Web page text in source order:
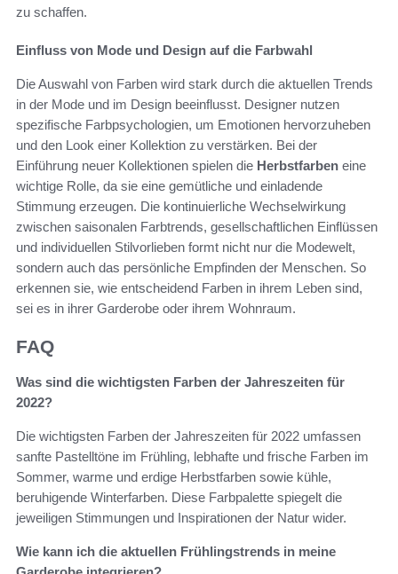
zu schaffen.
Einfluss von Mode und Design auf die Farbwahl
Die Auswahl von Farben wird stark durch die aktuellen Trends
in der Mode und im Design beeinflusst. Designer nutzen
spezifische Farbpsychologien, um Emotionen hervorzuheben
und den Look einer Kollektion zu verstärken. Bei der
Einführung neuer Kollektionen spielen die Herbstfarben eine
wichtige Rolle, da sie eine gemütliche und einladende
Stimmung erzeugen. Die kontinuierliche Wechselwirkung
zwischen saisonalen Farbtrends, gesellschaftlichen Einflüssen
und individuellen Stilvorlieben formt nicht nur die Modewelt,
sondern auch das persönliche Empfinden der Menschen. So
erkennen sie, wie entscheidend Farben in ihrem Leben sind,
sei es in ihrer Garderobe oder ihrem Wohnraum.
FAQ
Was sind die wichtigsten Farben der Jahreszeiten für
2022?
Die wichtigsten Farben der Jahreszeiten für 2022 umfassen
sanfte Pastelltöne im Frühling, lebhafte und frische Farben im
Sommer, warme und erdige Herbstfarben sowie kühle,
beruhigende Winterfarben. Diese Farbpalette spiegelt die
jeweiligen Stimmungen und Inspirationen der Natur wider.
Wie kann ich die aktuellen Frühlingstrends in meine